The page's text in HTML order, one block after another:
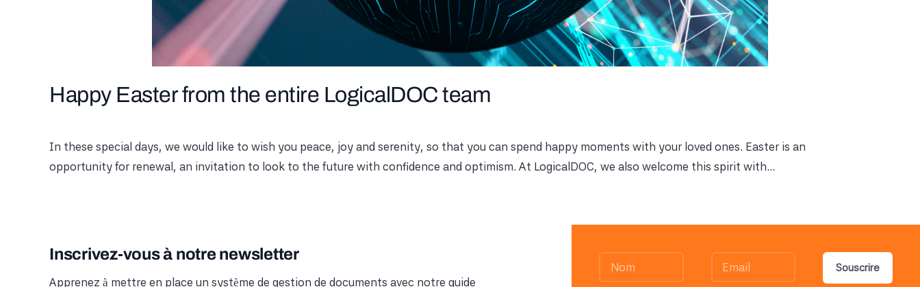
Happy Easter from the entire LogicalDOC team
In these special days, we would like to wish you peace, joy and serenity, so that you can spend happy moments with your loved ones. Easter is an
opportunity for renewal, an invitation to look to the future with confidence and optimism. At LogicalDOC, we also welcome this spirit with...
Inscrivez-vous à notre newsletter
Apprenez à mettre en place un système de gestion de documents avec notre guide
Souscrire